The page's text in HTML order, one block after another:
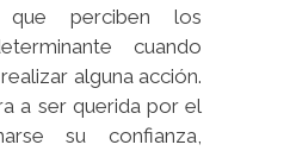
que perciben los
cuando
alguna acción.
a ser querida por el
su confianza,